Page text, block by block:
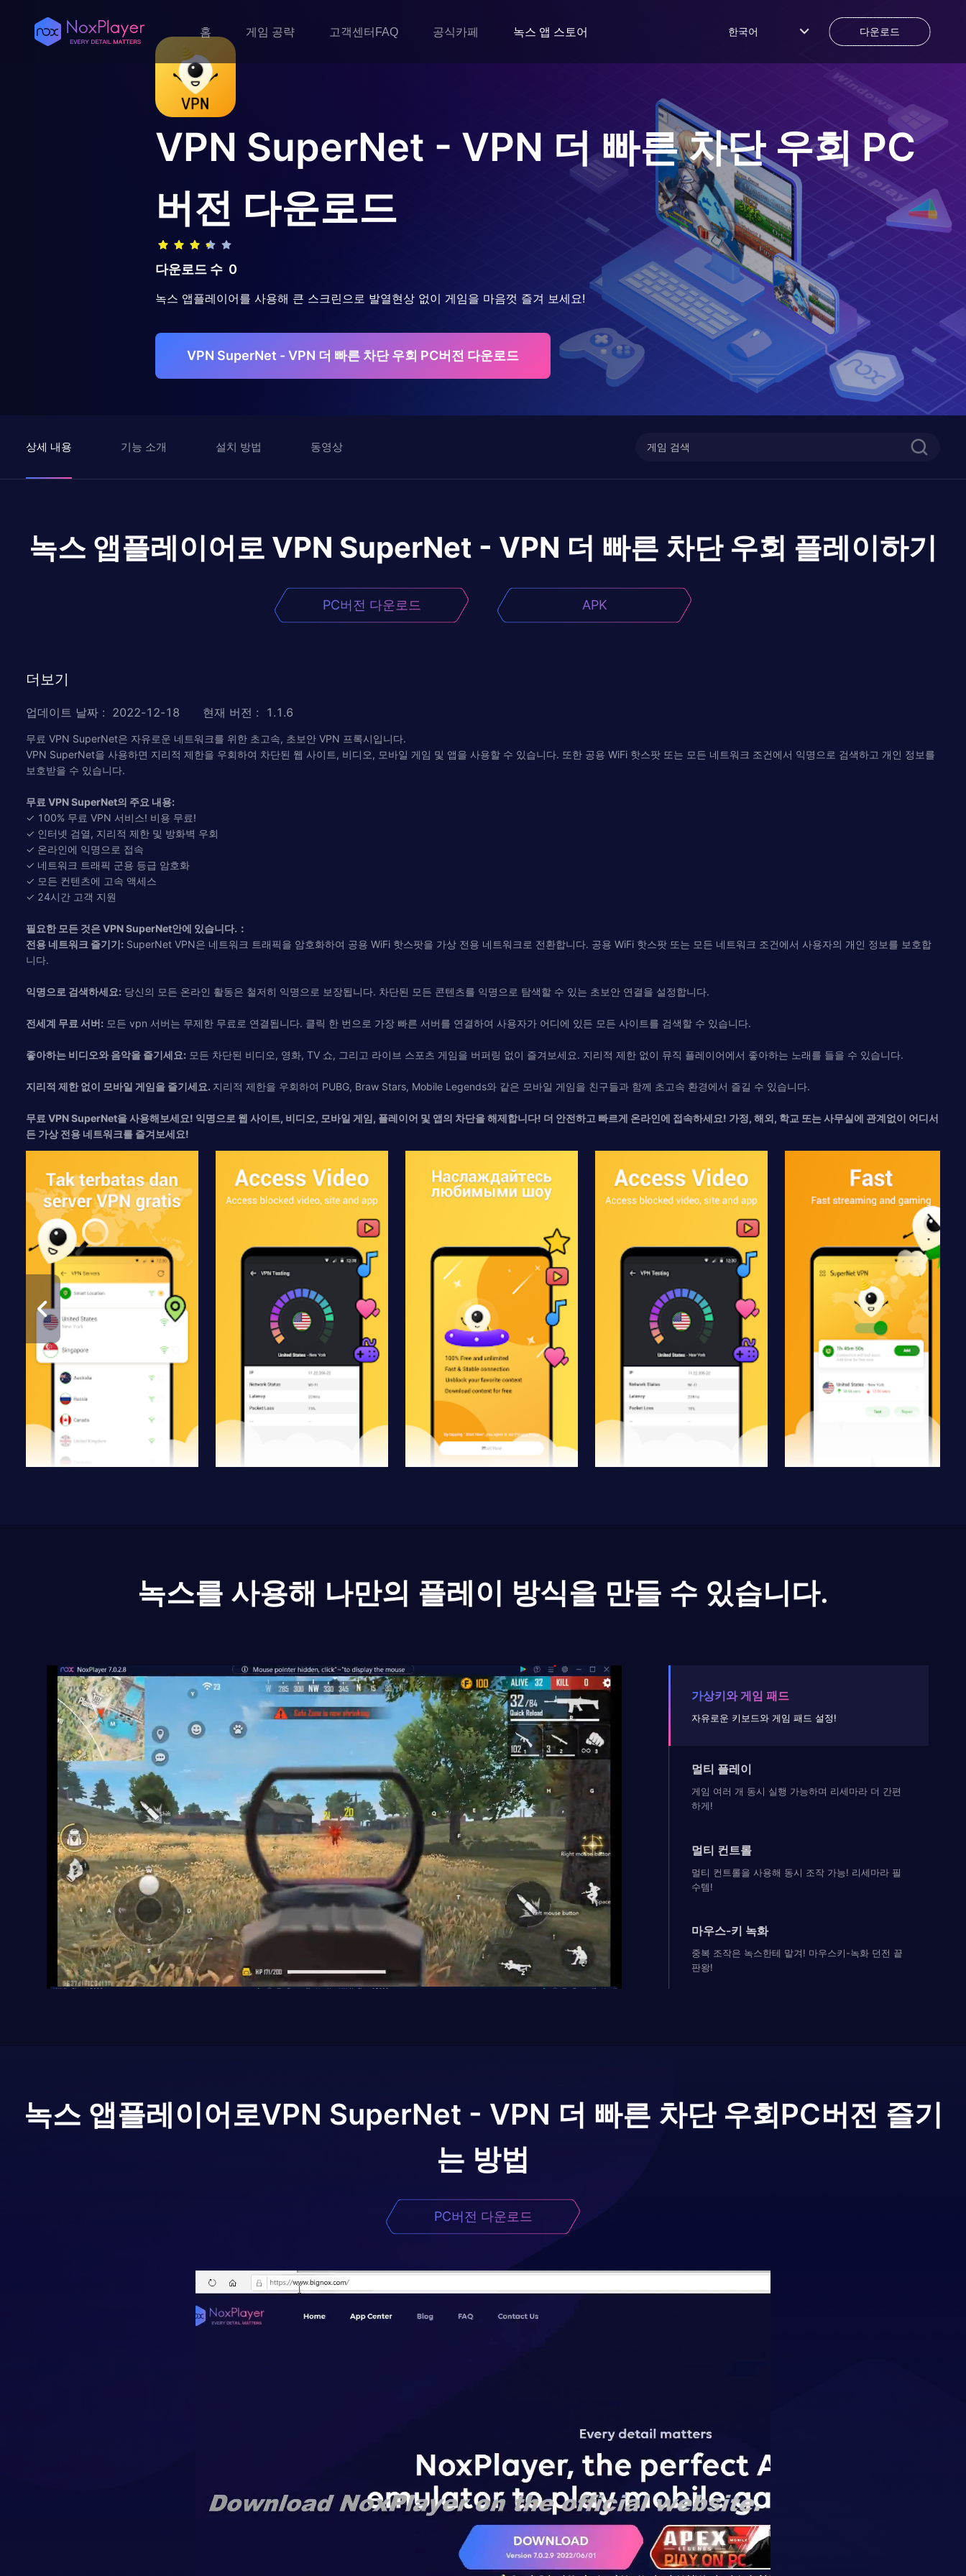
홈 게임 공략 고객센터FAQ 공식카페 녹스 앱 스토어 한국어 다운로드
VPN SuperNet - VPN 더 빠른 차단 우회 PC
버전 다운로드
다운로드 수 0
녹스 앱플레이어를 사용해 큰 스크린으로 발열현상 없이 게임을 마음껏 즐겨 보세요!
VPN SuperNet - VPN 더 빠른 차단 우회 PC버전 다운로드
상세 내용 기능 소개 설치 방법 동영상
녹스 앱플레이어로 VPN SuperNet - VPN 더 빠른 차단 우회 플레이하기
PC버전 다운로드 APK
더보기
업데이트 날짜 : 2022-12-18 현재 버전 : 1.1.6
무료 VPN SuperNet은 자유로운 네트워크를 위한 초고속, 초보안 VPN 프록시입니다.
VPN SuperNet을 사용하면 지리적 제한을 우회하여 차단된 웹 사이트, 비디오, 모바일 게임 및 앱을 사용할 수 있습니다. 또한 공용 WiFi 핫스팟 또는 모든 네트워크 조건에서 익명으로 검색하고 개인 정보를
보호받을 수 있습니다.
무료 VPN SuperNet의 주요 내용:
✓ 100% 무료 VPN 서비스! 비용 무료!
✓ 인터넷 검열, 지리적 제한 및 방화벽 우회
✓ 온라인에 익명으로 접속
✓ 네트워크 트래픽 군용 등급 암호화
✓ 모든 컨텐츠에 고속 액세스
✓ 24시간 고객 지원
필요한 모든 것은 VPN SuperNet안에 있습니다.：
전용 네트워크 즐기기: SuperNet VPN은 네트워크 트래픽을 암호화하여 공용 WiFi 핫스팟을 가상 전용 네트워크로 전환합니다. 공용 WiFi 핫스팟 또는 모든 네트워크 조건에서 사용자의 개인 정보를 보호합
니다.
익명으로 검색하세요: 당신의 모든 온라인 활동은 철저히 익명으로 보장됩니다. 차단된 모든 콘텐츠를 익명으로 탐색할 수 있는 초보안 연결을 설정합니다.
전세계 무료 서버: 모든 vpn 서버는 무제한 무료로 연결됩니다. 클릭 한 번으로 가장 빠른 서버를 연결하여 사용자가 어디에 있든 모든 사이트를 검색할 수 있습니다.
좋아하는 비디오와 음악을 즐기세요: 모든 차단된 비디오, 영화, TV 쇼, 그리고 라이브 스포츠 게임을 버퍼링 없이 즐겨보세요. 지리적 제한 없이 뮤직 플레이어에서 좋아하는 노래를 들을 수 있습니다.
지리적 제한 없이 모바일 게임을 즐기세요. 지리적 제한을 우회하여 PUBG, Braw Stars, Mobile Legends와 같은 모바일 게임을 친구들과 함께 초고속 환경에서 즐길 수 있습니다.
무료 VPN SuperNet을 사용해보세요! 익명으로 웹 사이트, 비디오, 모바일 게임, 플레이어 및 앱의 차단을 해제합니다! 더 안전하고 빠르게 온라인에 접속하세요! 가정, 해외, 학교 또는 사무실에 관계없이 어디서
든 가상 전용 네트워크를 즐겨보세요!
녹스를 사용해 나만의 플레이 방식을 만들 수 있습니다.
가상키와 게임 패드
자유로운 키보드와 게임 패드 설정!
멀티 플레이
게임 여러 개 동시 실행 가능하며 리세마라 더 간편
하게!
멀티 컨트롤
멀티 컨트롤을 사용해 동시 조작 가능! 리세마라 필
수템!
마우스-키 녹화
중복 조작은 녹스한테 맡겨! 마우스키-녹화 던전 끝
판왕!
녹스 앱플레이어로VPN SuperNet - VPN 더 빠른 차단 우회PC버전 즐기
는 방법
PC버전 다운로드